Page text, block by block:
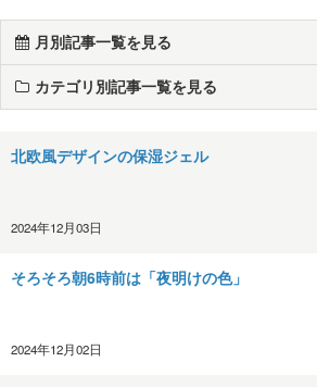
月別記事一覧を見る
カテゴリ別記事一覧を見る
北欧風デザインの保湿ジェル
2024年12月03日
そろそろ朝6時前は「夜明けの色」
2024年12月02日